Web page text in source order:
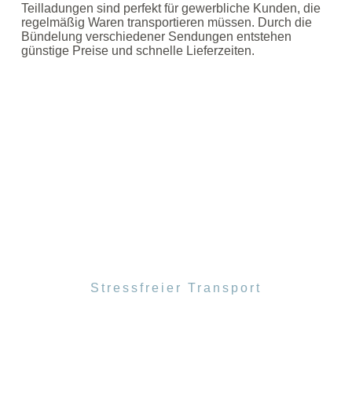
Teilladungen sind perfekt für gewerbliche Kunden, die
regelmäßig Waren transportieren müssen. Durch die
Bündelung verschiedener Sendungen entstehen
günstige Preise und schnelle Lieferzeiten.
Stressfreier Transport